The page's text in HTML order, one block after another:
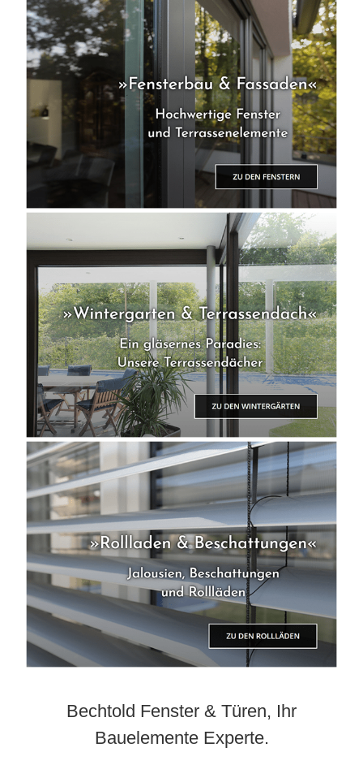
Bechtold Fenster & Türen, Ihr
Bauelemente Experte.